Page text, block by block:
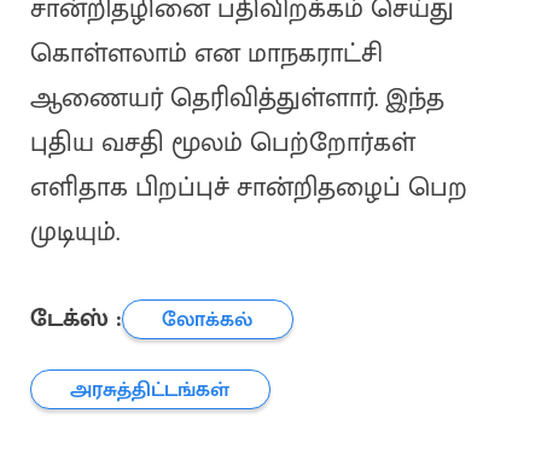
சான்றிதழினை பதிவிறக்கம் செய்து
கொள்ளலாம் என மாநகராட்சி
ஆணையர் தெரிவித்துள்ளார். இந்த
புதிய வசதி மூலம் பெற்றோர்கள்
எளிதாக பிறப்புச் சான்றிதழைப் பெற
முடியும்.
டேக்ஸ் :
லோக்கல்
அரசுத்திட்டங்கள்